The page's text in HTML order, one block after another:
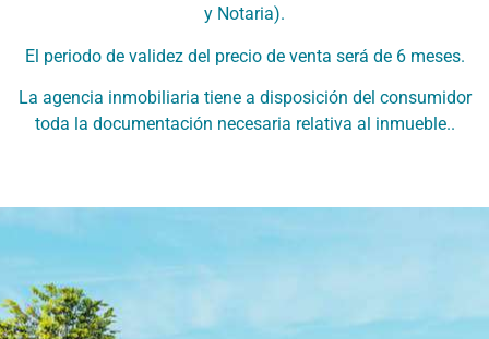
y Notaria).
El periodo de validez del precio de venta será de 6 meses.
La agencia inmobiliaria tiene a disposición del consumidor
toda la documentación necesaria relativa al inmueble..